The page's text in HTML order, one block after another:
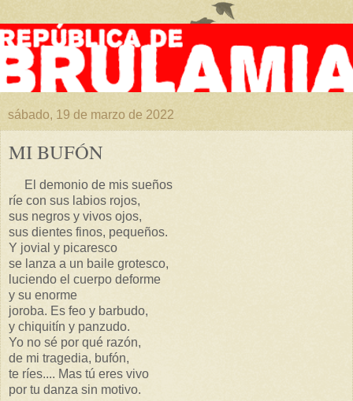
sábado, 19 de marzo de 2022
MI BUFÓN
El demonio de mis sueños
ríe con sus labios rojos,
sus negros y vivos ojos,
sus dientes finos, pequeños.
Y jovial y picaresco
se lanza a un baile grotesco,
luciendo el cuerpo deforme
y su enorme
joroba. Es feo y barbudo,
y chiquitín y panzudo.
Yo no sé por qué razón,
de mi tragedia, bufón,
te ríes.... Mas tú eres vivo
por tu danza sin motivo.